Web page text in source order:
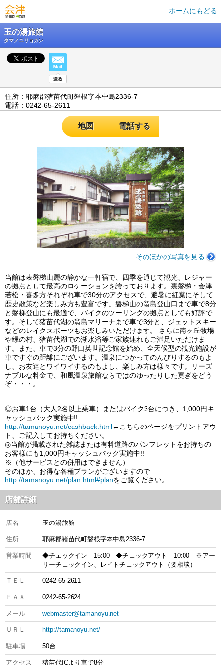
ホームにもどる
玉の湯旅館
タマノユリョカン
住所：耶麻郡猪苗代町磐根字本中島2336‐7
電話：0242‐65‐2611
地図 電話する
そのほかの写真を見る
当館は表磐梯山麓の静かな一軒宿で、四季を通じて観光、レジャー
の拠点として最高のロケーションを誇っております。裏磐梯・会津
若松・喜多方それぞれ車で30分のアクセスで、避暑に紅葉にそして
歴史散策など楽しみ方も豊富です。磐梯山の翁島登山口まで車で8分
と磐梯登山にも最適で、バイクのツーリングの拠点としても好評で
す。そして猪苗代湖の翁島マリーナまで車で3分と、ジェットスキー
などのレイクスポーツもお楽しみいただけます。 さらに南ヶ丘牧場
や緑の村、猪苗代湖での湖水浴等ご家族連れもご満足いただけま
す。また、車で3分の野口英世記念館を始め、全天候型の観光施設が
車ですぐの距離にございます。温泉につかってのんびりするのもよ
し、お友達とワイワイするのもよし、楽しみ方は様々です。リーズ
ナブルな料金で、和風温泉旅館ならではのゆったりした寛ぎをどう
ぞ・・・。
◎お車1台（大人2名以上乗車）またはバイク3台につき、1,000円キ
ャッシュバック実施中!!
http://tamanoyu.net/cashback.html←こちらのページをプリントアウ
ト、ご記入してお持ちください。
◎当館が掲載された雑誌または有料道路のパンフレットをお持ちの
お客様にも1,000円キャッシュバック実施中!!
※（他サービスとの併用はできません）
そのほか、お得な各種プランがございますので
http://tamanoyu.net/plan.html#planをご覧ください。
店舗詳細
店名 玉の湯旅館
住所 耶麻郡猪苗代町磐根字本中島2336‐7
営業時間
◆チェックイン 15:00 ◆チェックアウト 10:00 ※アー
リーチェックイン、レイトチェックアウト（要相談）
ＴＥＬ 0242‐65‐2611
ＦＡＸ 0242‐65‐2624
メール webmaster@tamanoyu.net
ＵＲＬ http://tamanoyu.net/
駐車場 50台
アクセス 猪苗代ICより車で8分